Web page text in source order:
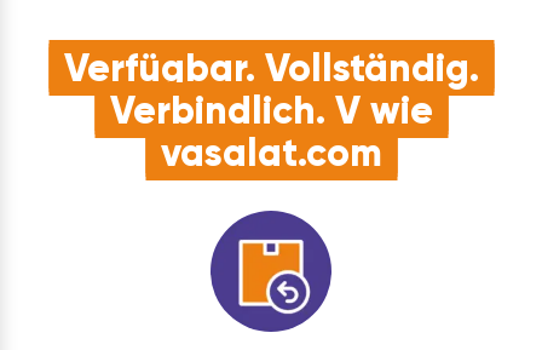
Verfügbar. Vollständig.
Verbindlich. V wie
vasalat.com